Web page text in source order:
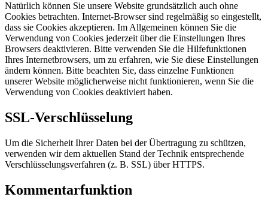
Natürlich können Sie unsere Website grundsätzlich auch ohne
Cookies betrachten. Internet-Browser sind regelmäßig so eingestellt,
dass sie Cookies akzeptieren. Im Allgemeinen können Sie die
Verwendung von Cookies jederzeit über die Einstellungen Ihres
Browsers deaktivieren. Bitte verwenden Sie die Hilfefunktionen
Ihres Internetbrowsers, um zu erfahren, wie Sie diese Einstellungen
ändern können. Bitte beachten Sie, dass einzelne Funktionen
unserer Website möglicherweise nicht funktionieren, wenn Sie die
Verwendung von Cookies deaktiviert haben.
SSL-Verschlüsselung
Um die Sicherheit Ihrer Daten bei der Übertragung zu schützen,
verwenden wir dem aktuellen Stand der Technik entsprechende
Verschlüsselungsverfahren (z. B. SSL) über HTTPS.
Kommentarfunktion